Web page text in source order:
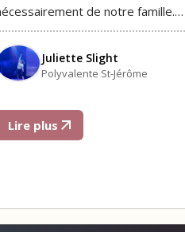
de notre famille.…
Juliette Slight
Polyvalente St-Jérôme
Lire plus